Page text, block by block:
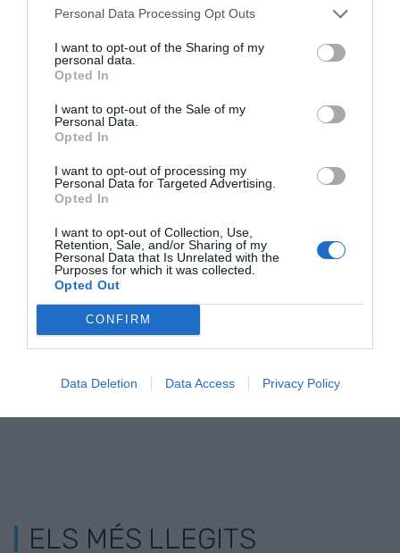
Personal Data Processing Opt Outs
I want to opt-out of the Sharing of my
personal data.
Opted In
I want to opt-out of the Sale of my
Personal Data.
Opted In
I want to opt-out of processing my
Personal Data for Targeted Advertising.
Opted In
I want to opt-out of Collection, Use,
Retention, Sale, and/or Sharing of my
Personal Data that Is Unrelated with the
Purposes for which it was collected.
Opted Out
CONFIRM
Data Deletion Data Access Privacy Policy
RELACIONADES
El B-Travel suma 120 expositors, 35 agències
de viatges i espera superar els 30.000
visitants
ELS MÉS LLEGITS